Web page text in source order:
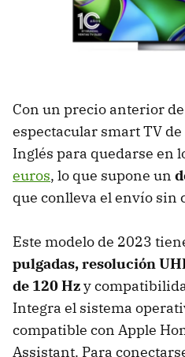
Con un precio anterior
espectacular smart TV de
Inglés para quedarse en
euros, lo que supone un
que conlleva el envío sin
Este modelo de 2023
pulgadas, resolución
de 120 Hzy
Integra el sistema
compatible con Apple
Assistant. Para